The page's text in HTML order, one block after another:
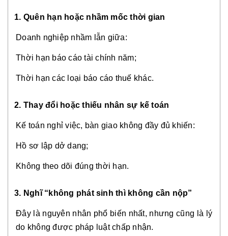
1. Quên hạn hoặc nhầm mốc thời gian
Doanh nghiệp nhầm lẫn giữa:
Thời hạn báo cáo tài chính năm;
Thời hạn các loại báo cáo thuế khác.
2. Thay đổi hoặc thiếu nhân sự kế toán
Kế toán nghỉ việc, bàn giao không đầy đủ khiến:
Hồ sơ lập dở dang;
Không theo dõi đúng thời hạn.
3. Nghĩ “không phát sinh thì không cần nộp”
Đây là nguyên nhân phổ biến nhất, nhưng cũng là lý
do không được pháp luật chấp nhận.